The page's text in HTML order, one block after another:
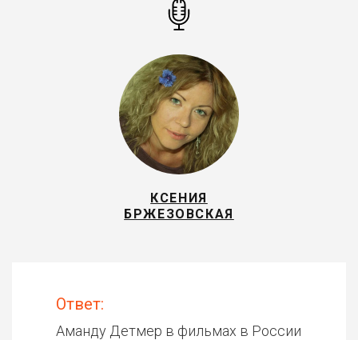
КСЕНИЯ
БРЖЕЗОВСКАЯ
Ответ:
Аманду Детмер в фильмах в России